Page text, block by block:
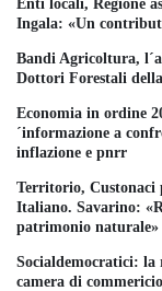
Enti locali, Regione
Ingala: «Un
Bandi Agricoltura,
Dottori Forestali
Economia in ordine
´informazione a
inflazione e pnrr
Territorio, Custonaci
Italiano. Savarino:
patrimonio naturale»
Socialdemocratici: la
camera di